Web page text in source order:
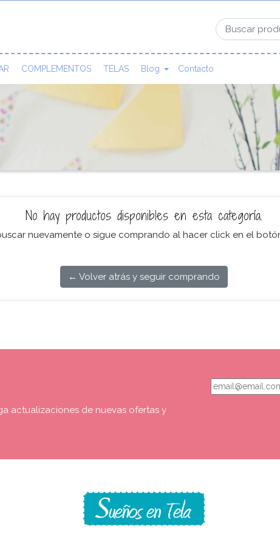
COMPLEMENTOS TELAS Blog Contacto
No hay productos disponibles en esta categoría.
nuevamente o sigue comprando al hacer click en el
← Volver atrás y seguir comprando
actualizaciones de nuevas ofertas y